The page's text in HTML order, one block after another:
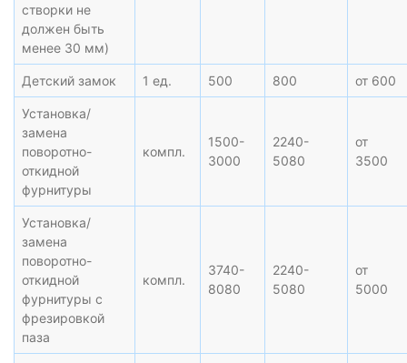
створки не
должен быть
менее 30 мм)
Детский замок 1 ед. 500 800 от 600
Установка/
замена
поворотно-
откидной
фурнитуры
компл.
1500-
3000
2240-
5080
от
3500
Установка/
замена
поворотно-
откидной
фурнитуры с
фрезировкой
паза
компл.
3740-
8080
2240-
5080
от
5000